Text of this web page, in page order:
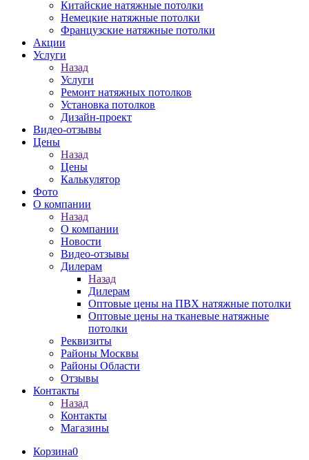
Китайские натяжные потолки
Немецкие натяжные потолки
Французские натяжные потолки
Акции
Услуги
Назад
Услуги
Ремонт натяжных потолков
Установка потолков
Дизайн-проект
Видео-отзывы
Цены
Назад
Цены
Калькулятор
Фото
О компании
Назад
О компании
Новости
Видео-отзывы
Дилерам
Назад
Дилерам
Оптовые цены на ПВХ натяжные потолки
Оптовые цены на тканевые натяжные
потолки
Реквизиты
Районы Москвы
Районы Области
Отзывы
Контакты
Назад
Контакты
Магазины
Корзина0